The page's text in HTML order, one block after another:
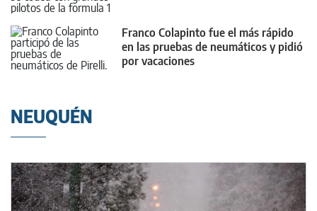
Franco Colapinto fue el más rápido
en las pruebas de neumáticos y pidió
por vacaciones
NEUQUÉN